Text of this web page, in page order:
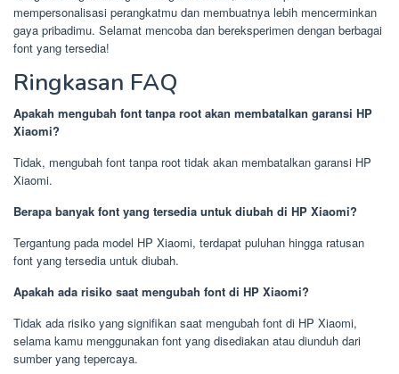
mempersonalisasi perangkatmu dan membuatnya lebih mencerminkan
gaya pribadimu. Selamat mencoba dan bereksperimen dengan berbagai
font yang tersedia!
Ringkasan FAQ
Apakah mengubah font tanpa root akan membatalkan garansi HP
Xiaomi?
Tidak, mengubah font tanpa root tidak akan membatalkan garansi HP
Xiaomi.
Berapa banyak font yang tersedia untuk diubah di HP Xiaomi?
Tergantung pada model HP Xiaomi, terdapat puluhan hingga ratusan
font yang tersedia untuk diubah.
Apakah ada risiko saat mengubah font di HP Xiaomi?
Tidak ada risiko yang signifikan saat mengubah font di HP Xiaomi,
selama kamu menggunakan font yang disediakan atau diunduh dari
sumber yang tepercaya.